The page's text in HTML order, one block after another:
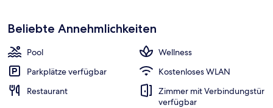
Beliebte Annehmlichkeiten
Pool
Wellness
Parkplätze verfügbar
Kostenloses WLAN
Restaurant
Zimmer mit Verbindungstür
verfügbar